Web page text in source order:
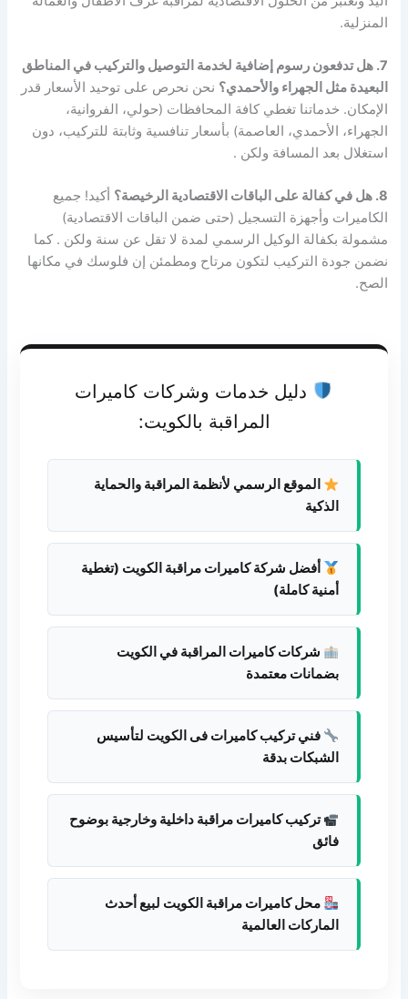
المنزلية.
7. هل تدفعون رسوم إضافية لخدمة التوصيل والتركيب في المناطق
البعيدة مثل الجهراء والأحمدي؟ نحن نحرص على توحيد الأسعار قدر
الإمكان. خدماتنا تغطي كافة المحافظات (حولي، الفروانية،
الجهراء، الأحمدي، العاصمة) بأسعار تنافسية وثابتة للتركيب، دون
استغلال بعد المسافة ولكن .
8. هل في كفالة على الباقات الاقتصادية الرخيصة؟
أكيد! جميع
الكاميرات وأجهزة التسجيل (حتى ضمن الباقات الاقتصادية)
مشمولة بكفالة الوكيل الرسمي لمدة لا تقل عن سنة ولكن . كما
نضمن جودة التركيب لتكون مرتاح ومطمئن إن فلوسك في مكانها
الصح.
دليل خدمات وشركات كاميرات
المراقبة بالكويت:
الموقع الرسمي لأنظمة المراقبة والحماية
الذكية
أفضل شركة كاميرات مراقبة الكويت (تغطية
أمنية كاملة)
شركات كاميرات المراقبة في الكويت
بضمانات معتمدة
فني تركيب كاميرات فى الكويت لتأسيس
الشبكات بدقة
تركيب كاميرات مراقبة داخلية وخارجية بوضوح
فائق
محل كاميرات مراقبة الكويت لبيع أحدث
الماركات العالمية